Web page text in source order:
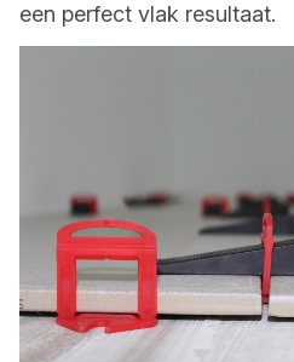
een perfect vlak resultaat.